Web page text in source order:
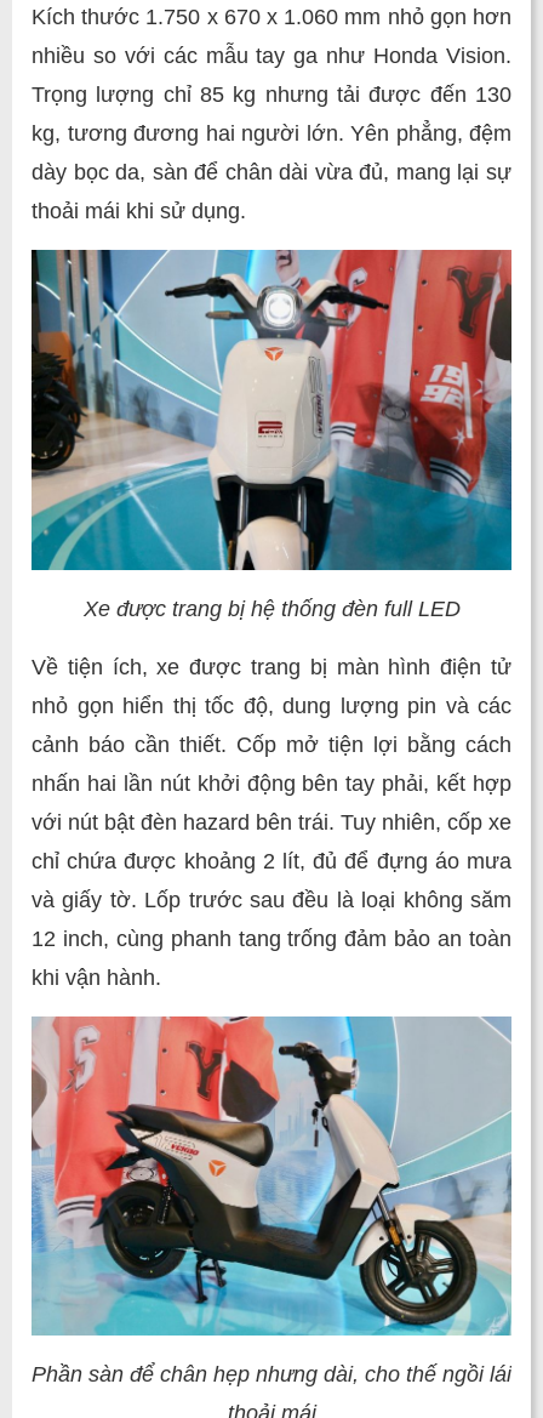
Kích thước 1.750 x 670 x 1.060 mm nhỏ gọn hơn
nhiều so với các mẫu tay ga như Honda Vision.
Trọng lượng chỉ 85 kg nhưng tải được đến 130
kg, tương đương hai người lớn. Yên phẳng, đệm
dày bọc da, sàn để chân dài vừa đủ, mang lại sự
thoải mái khi sử dụng.
Xe được trang bị hệ thống đèn full LED
Về tiện ích, xe được trang bị màn hình điện tử
nhỏ gọn hiển thị tốc độ, dung lượng pin và các
cảnh báo cần thiết. Cốp mở tiện lợi bằng cách
nhấn hai lần nút khởi động bên tay phải, kết hợp
với nút bật đèn hazard bên trái. Tuy nhiên, cốp xe
chỉ chứa được khoảng 2 lít, đủ để đựng áo mưa
và giấy tờ. Lốp trước sau đều là loại không săm
12 inch, cùng phanh tang trống đảm bảo an toàn
khi vận hành.
Phần sàn để chân hẹp nhưng dài, cho thế ngồi lái